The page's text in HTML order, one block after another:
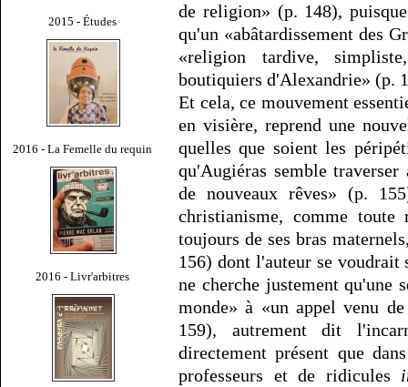
2015 - Études
2016 - La Femelle du requin
2016 - Livr'arbitres
de religion» (p. 148),
qu'un «abâtardissement des
«religion tardive,
boutiquiers d'Alexandrie» (p.
Et cela, ce mouvement
en visière, reprend une
quelles que soient les
qu'Augiéras semble
de nouveaux rêves» (p.
christianisme, comme
toujours de ses bras
156) dont l'auteur se voudrait
ne cherche justement qu'une
monde» à «un appel venu
159), autrement dit
directement présent que
professeurs et de ridicules